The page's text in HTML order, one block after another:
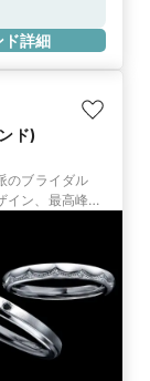
ド詳細
ド)
のブライダル
ン、最高峰の